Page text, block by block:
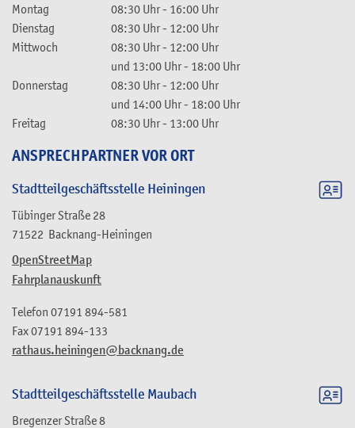
Montag
08:30 Uhr- 16:00 Uhr
Dienstag
08:30 Uhr- 12:00 Uhr
Mittwoch
08:30 Uhr- 12:00 Uhr
und 13:00 Uhr- 18:00 Uhr
Donnerstag
08:30 Uhr- 12:00 Uhr
und 14:00 Uhr- 18:00 Uhr
Freitag
08:30 Uhr- 13:00 Uhr
ANSPRECHPARTNER VOR ORT
Stadtteilgeschäftsstelle Heiningen
Tübinger Straße 28
71522 Backnang-Heiningen
OpenStreetMap
Fahrplanauskunft
rathaus.heiningen@backnang.de
Telefon 07191 894-581
Fax07191 894-133
Stadtteilgeschäftsstelle Maubach
Bregenzer Straße 8